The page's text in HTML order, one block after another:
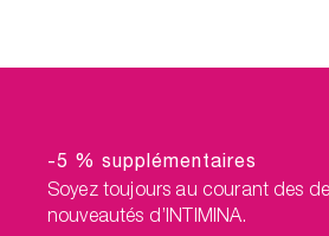
-5 % supplémentaires
Soyez toujours au courant des
nouveautés d’INTIMINA.